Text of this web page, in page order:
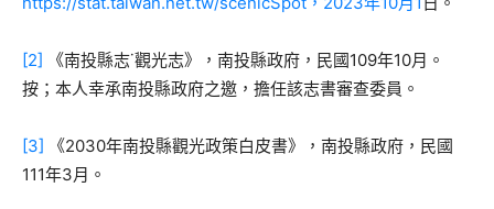
[2] 《南投縣志˙觀光志》，南投縣政府，民國109年10月。
按；本人幸承南投縣政府之邀，擔任該志書審查委員。
[3] 《2030年南投縣觀光政策白皮書》，南投縣政府，民國
111年3月。